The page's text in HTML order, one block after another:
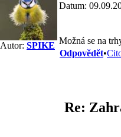
Autor: SPIKE
Datum:
Možná se na
Odpovědět•
Re: